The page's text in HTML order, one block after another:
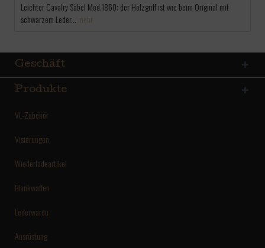
Leichter Cavalry Säbel Mod.1860; der Holzgriff ist wie beim Original mit
schwarzem Leder... mehr
Geschäft
Produkte
VL-Zubehör
Visierungen
Wiederladeartikel
Blankwaffen
Lederwaren
Ausrüstung